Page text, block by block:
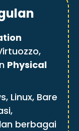
Physical
Linux, Bare
berbagai